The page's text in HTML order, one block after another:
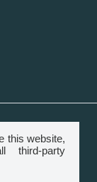
this website,
third-party